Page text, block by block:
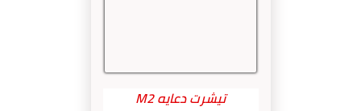
تيشرت دعايه M2